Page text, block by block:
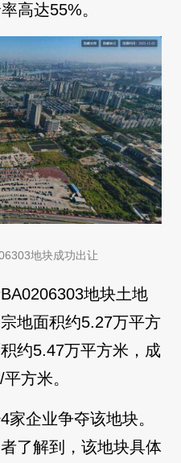
高达55%。
地块成功出让
地块土地
地面积约5.27万平方
约5.47万平方米，成
方米。
企业争夺该地块。
了解到，该地块具体